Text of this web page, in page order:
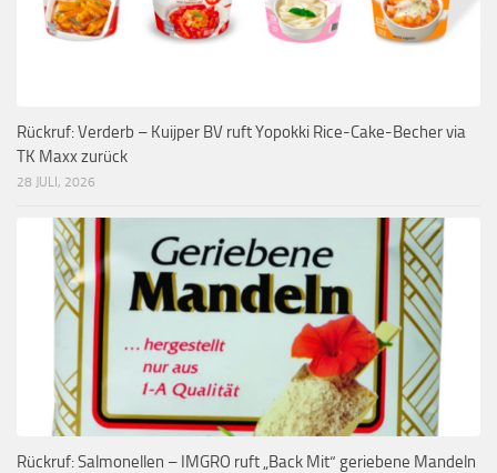
Rückruf: Verderb – Kuijper BV ruft Yopokki Rice-Cake-Becher via
TK Maxx zurück
28 JULI, 2026
Rückruf: Salmonellen – IMGRO ruft „Back Mit“ geriebene Mandeln